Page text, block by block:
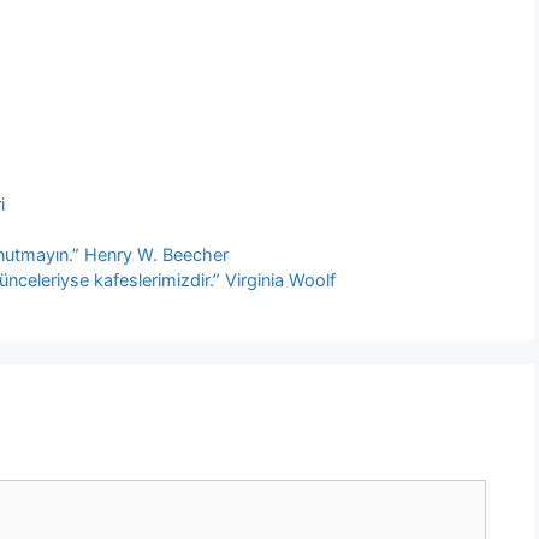
Henry W. Beecher
kafeslerimizdir.” Virginia Woolf